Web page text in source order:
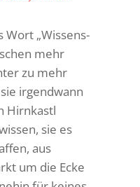
Wort „Wissens­
mehr
zu mehr
irgend­wann
Hirn­kastl
sie es
aus
um die Ecke